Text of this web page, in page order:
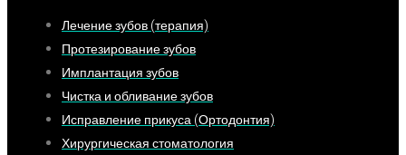
Лечение зубов (терапия)
Протезирование зубов
Имплантация зубов
Чистка и обливание зубов
Исправление прикуса (Ортодонтия)
Хирургическая стоматология